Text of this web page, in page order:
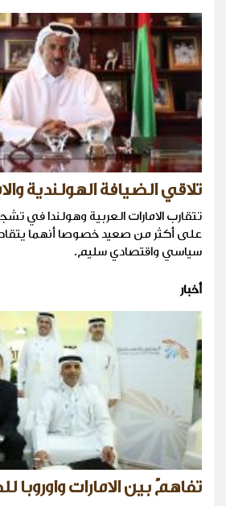
تلاقي الضيافة الهولندية
تتقارب الامارات العربية وهولندا في
على أكثر من صعيد خصوصا أنهما
سياسي واقتصادي سليم.
أخبار
تفاهمٌ بين الامارات واوروبا